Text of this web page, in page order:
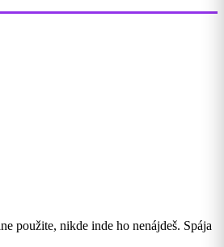
použite, nikde inde ho nenájdeš. Spája